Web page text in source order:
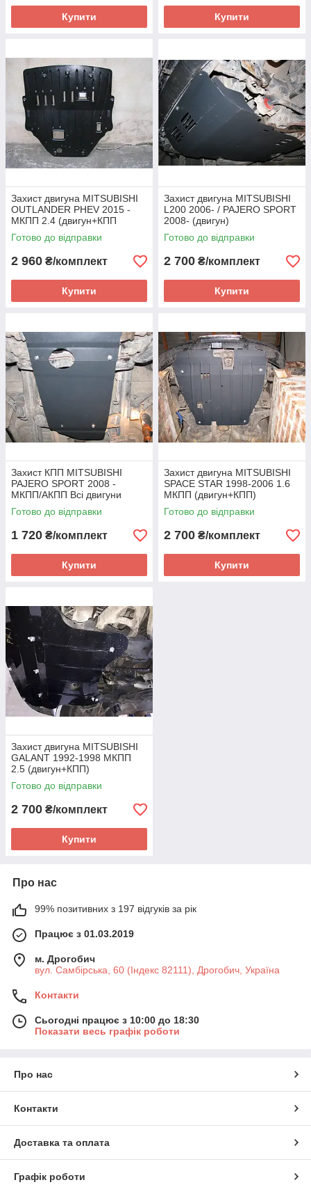
Купити Купити
Захист двигуна MITSUBISHI
OUTLANDER PHEV 2015 -
МКПП 2.4 (двигун+КПП
Готово до відправки
2 960 ₴/комплект
Купити
Захист двигуна MITSUBISHI
L200 2006- / PAJERO SPORT
2008- (двигун)
Готово до відправки
2 700 ₴/комплект
Купити
Захист КПП MITSUBISHI
PAJERO SPORT 2008 -
МКПП/АКПП Всі двигуни
(диференціал+КПП)
Готово до відправки
1 720 ₴/комплект
Купити
Захист двигуна MITSUBISHI
SPACE STAR 1998-2006 1.6
МКПП (двигун+КПП)
Готово до відправки
2 700 ₴/комплект
Купити
Захист двигуна MITSUBISHI
GALANT 1992-1998 МКПП
2.5 (двигун+КПП)
Готово до відправки
2 700 ₴/комплект
Купити
Про нас
99% позитивних з 197 відгуків за рік
Працює з 01.03.2019
м. Дрогобич
вул. Самбірська, 60 (Індекс 82111), Дрогобич, Україна
Контакти
Сьогодні працює з 10:00 до 18:30
Показати весь графік роботи
Про нас
Контакти
Доставка та оплата
Графік роботи